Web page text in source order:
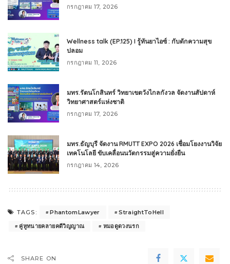
กรกฎาคม 17, 2026
Wellness talk (EP.125) I รู้ทันยาไอซ์ : กับดักความสุข
ปลอม
กรกฎาคม 11, 2026
มทร.รัตนโกสินทร์ วิทยาเขตวังไกลกังวล จัดงานสัปดาห์
วิทยาศาสตร์แห่งชาติ
กรกฎาคม 17, 2026
มทร.ธัญบุรี จัดงาน RMUTT EXPO 2026 เชื่อมโยงงานวิจัย
เทคโนโลยี ขับเคลื่อนนวัตกรรมสู่ความยั่งยืน
กรกฎาคม 14, 2026
TAGS: PhantomLawyer
StraightToHell
คู่หูทนายคลายคดีวิญญาณ
หมอดูดวงนรก
SHARE ON